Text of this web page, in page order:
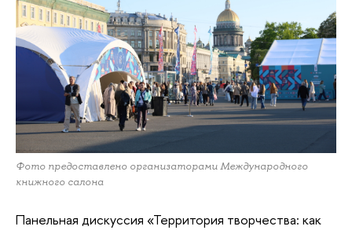
Фото предоставлено организаторами Международного
книжного салона
Панельная дискуссия «Территория творчества: как